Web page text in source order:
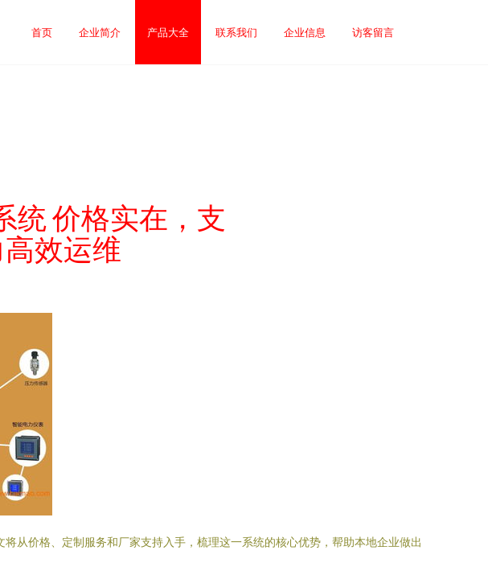
首页 企业简介 产品大全 联系我们 企业信息 访客留言
统 价格实在，支
效运维
从价格、定制服务和厂家支持入手，梳理这一系统的核心优势，帮助本地企业做出